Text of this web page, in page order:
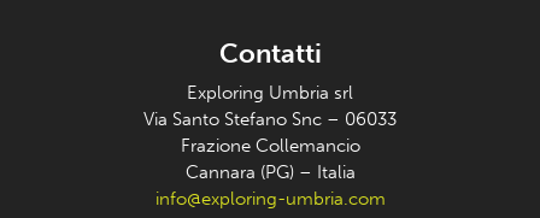
Contatti
Exploring Umbria srl
Via Santo Stefano Snc – 06033
Frazione Collemancio
Cannara (PG) – Italia
info@exploring-umbria.com